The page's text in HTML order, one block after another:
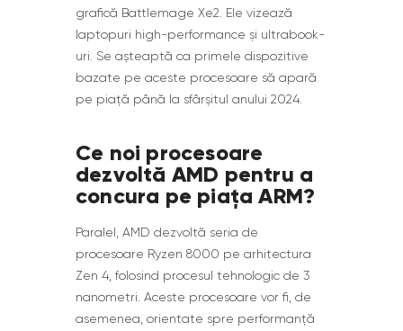
grafică Battlemage Xe2. Ele vizează
laptopuri high-performance și ultrabook-
uri. Se așteaptă ca primele dispozitive
bazate pe aceste procesoare să apară
pe piață până la sfârșitul anului 2024.
Ce noi procesoare
dezvoltă AMD pentru a
concura pe piața ARM?
Paralel, AMD dezvoltă seria de
procesoare Ryzen 8000 pe arhitectura
Zen 4, folosind procesul tehnologic de 3
nanometri. Aceste procesoare vor fi, de
asemenea, orientate spre performanță